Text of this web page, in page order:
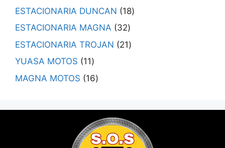
ESTACIONARIA DUNCAN
18
ESTACIONARIA MAGNA
32
ESTACIONARIA TROJAN
21
YUASA MOTOS
11
MAGNA MOTOS
16